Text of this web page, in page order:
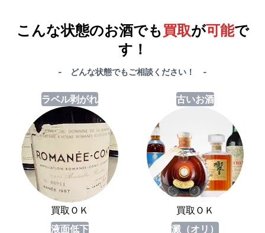
こんな状態のお酒でも買取が可能で
す！
- どんな状態でもご相談ください！ -
ラベル剥がれ
買取ＯＫ
古いお酒
買取ＯＫ
液面低下
澱（オリ）